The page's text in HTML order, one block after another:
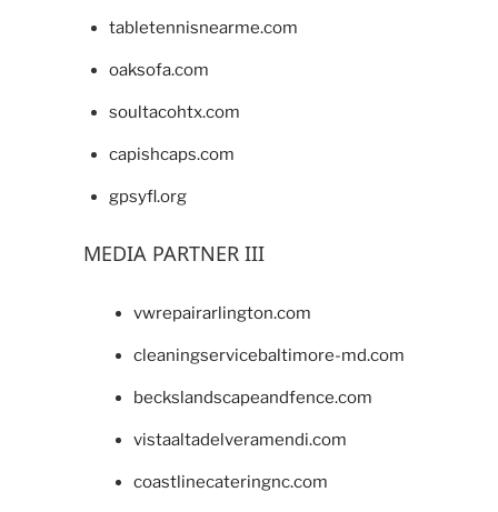
tabletennisnearme.com
oaksofa.com
soultacohtx.com
capishcaps.com
gpsyfl.org
MEDIA PARTNER III
vwrepairarlington.com
cleaningservicebaltimore-md.com
beckslandscapeandfence.com
vistaaltadelveramendi.com
coastlinecateringnc.com